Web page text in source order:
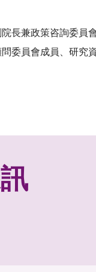
長兼政策咨詢委員
委員會成員、研